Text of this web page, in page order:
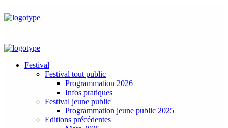
Festival
Festival tout public
Programmation 2026
Infos pratiques
Festival jeune public
Programmation jeune public 2025
Editions précédentes